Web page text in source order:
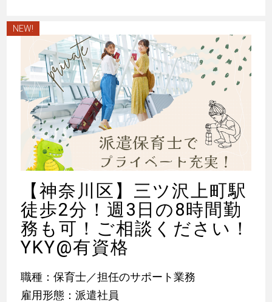
NEW!
【神奈川区】三ツ沢上町駅
徒歩2分！週3日の8時間勤
務も可！ご相談ください！
YKY@有資格
職種：保育士／担任のサポート業務
雇用形態：派遣社員